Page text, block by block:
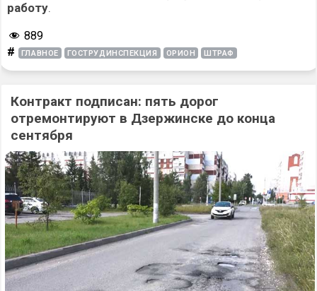
работу.
889
# ГЛАВНОЕ ГОСТРУДИНСПЕКЦИЯ ОРИОН ШТРАФ
Контракт подписан: пять дорог
отремонтируют в Дзержинске до конца
сентября